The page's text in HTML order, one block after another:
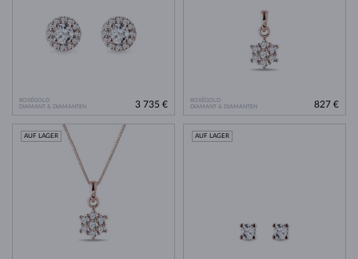
ROSÉGOLD
DIAMANT & DIAMANTEN
3 735 €
ROSÉGOLD
DIAMANT & DIAMANTEN
827 €
AUF LAGER AUF LAGER